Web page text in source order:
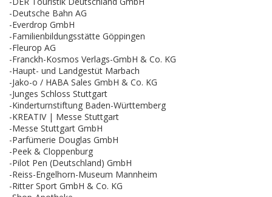
-Deutsche Bahn AG
-Everdrop GmbH
-Familienbildungsstätte Göppingen
-Fleurop AG
-Franckh-Kosmos Verlags-GmbH & Co. KG
-Haupt- und Landgestüt Marbach
-Jako-o / HABA Sales GmbH & Co. KG
-Junges Schloss Stuttgart
-Kinderturnstiftung Baden-Württemberg
-KREATIV | Messe Stuttgart
-Messe Stuttgart GmbH
-Parfümerie Douglas GmbH
-Peek & Cloppenburg
-Pilot Pen (Deutschland) GmbH
-Reiss-Engelhorn-Museum Mannheim
-Ritter Sport GmbH & Co. KG